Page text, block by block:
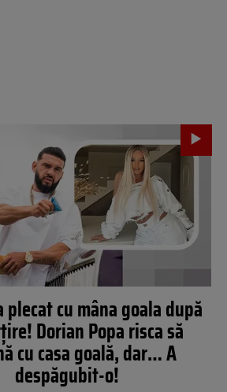
plecat cu mâna goala după
Dorian Popa risca să
cu casa goală, dar… A
despăgubit-o!